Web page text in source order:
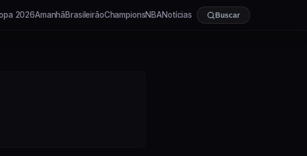
2026AmanhãBrasileirãoChampionsNBANotícias Buscar